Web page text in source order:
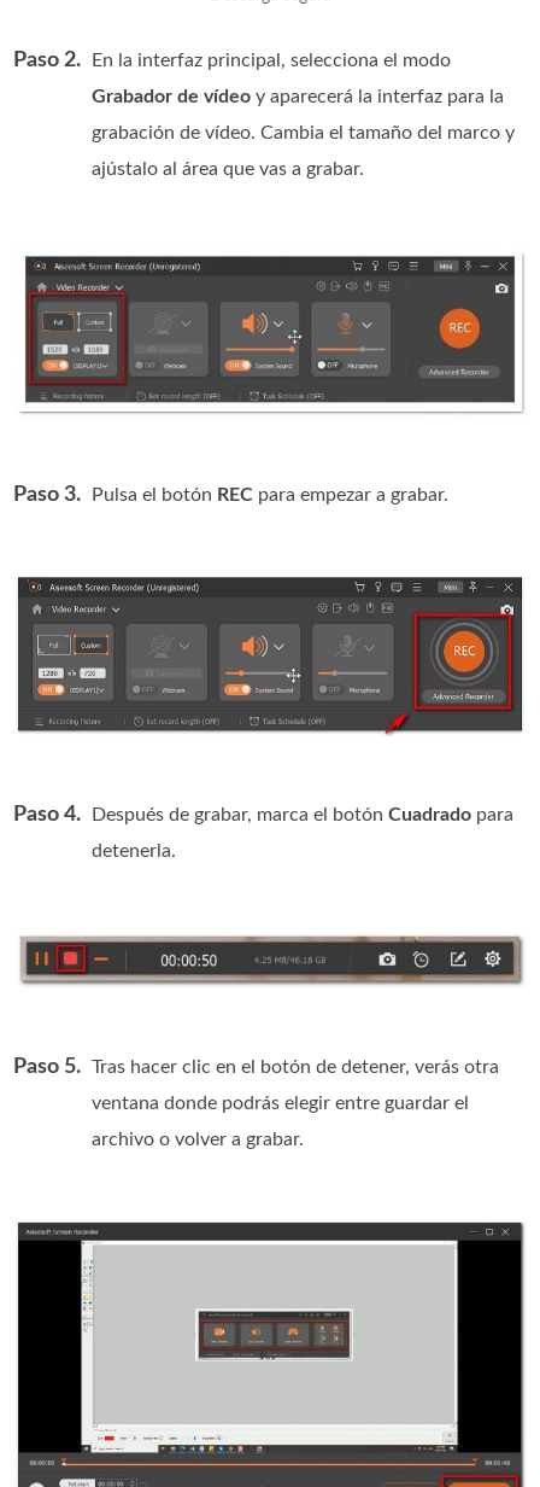
Paso 2.
En la interfaz principal, selecciona el modo
Grabador de vídeo y aparecerá la interfaz para la
grabación de vídeo. Cambia el tamaño del marco y
ajústalo al área que vas a grabar.
Paso 3. Pulsa el botón REC para empezar a grabar.
Paso 4. Después de grabar, marca el botónCuadrado para
detenerla.
Paso 5. Tras hacer clic en el botón de detener, verás otra
ventana donde podrás elegir entre guardar el
archivo o volver a grabar.